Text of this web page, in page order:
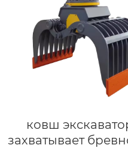
ковш
захватывает